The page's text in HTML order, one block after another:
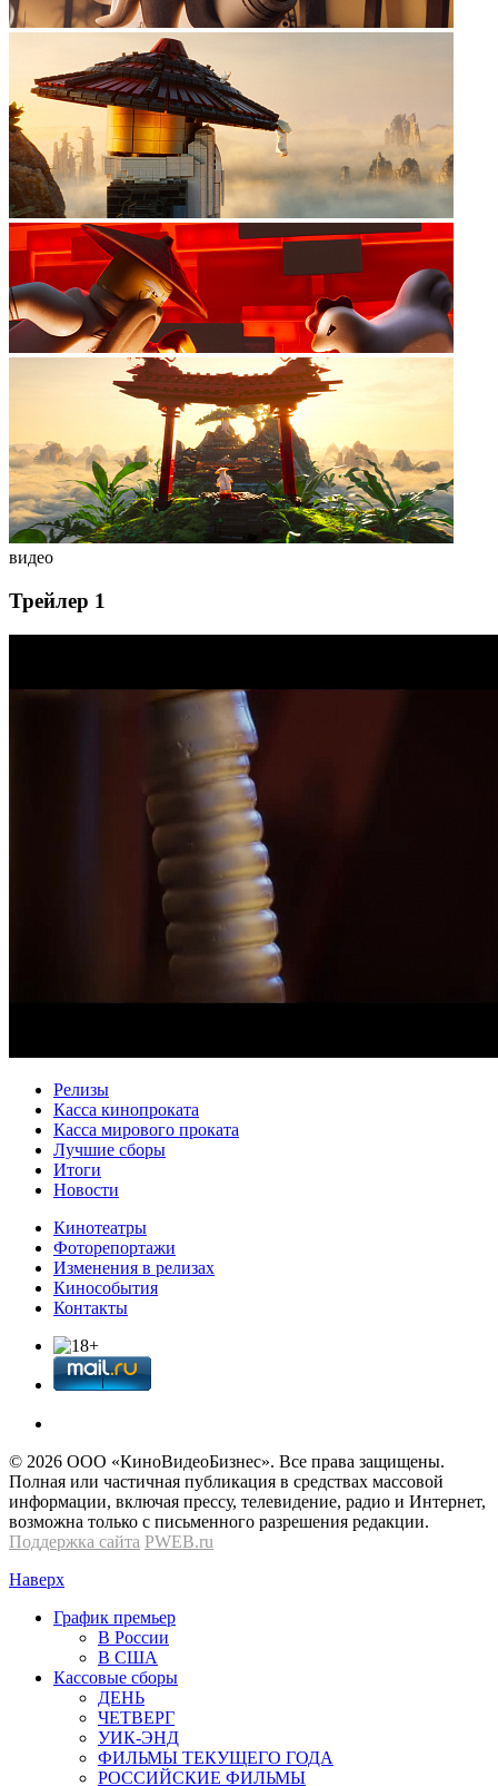
видео
Трейлер 1
Релизы
Касса кинопроката
Касса мирового проката
Лучшие сборы
Итоги
Новости
Кинотеатры
Фоторепортажи
Изменения в релизах
Кинособытия
Контакты
© 2026 OOО «КиноВидеоБизнес». Все права защищены.
Полная или частичная публикация в средствах массовой
информации, включая прессу, телевидение, радио и Интернет,
возможна только с письменного разрешения редакции.
Поддержка сайта PWEB.ru
Наверх
График премьер
В России
В США
Кассовые сборы
ДЕНЬ
ЧЕТВЕРГ
УИК-ЭНД
ФИЛЬМЫ ТЕКУЩЕГО ГОДА
РОССИЙСКИЕ ФИЛЬМЫ